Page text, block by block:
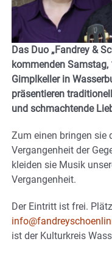
Das Duo „Fandrey &
kommenden
Gimplkeller in
präsentieren
und schmachtende
Zum einen bringen sie
Vergangenheit der
kleiden sie Musik
Vergangenheit.
Der Eintritt ist frei.
ist der Kulturkreis